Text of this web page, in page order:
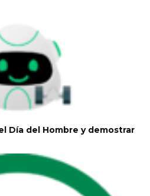
Día del Hombre y demostrar